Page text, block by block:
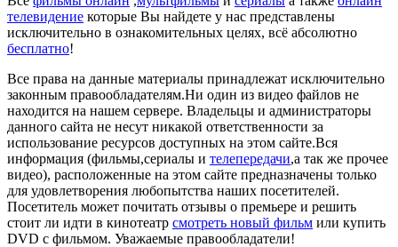
телевидение которые Вы найдете у нас представлены
исключительно в ознакомительных целях, всё абсолютно
бесплатно!
Все права на данные материалы принадлежат исключительно
законным правообладателям.Ни один из видео файлов не
находится на нашем сервере. Владельцы и администраторы
данного сайта не несут никакой ответственности за
использование ресурсов доступных на этом сайте.Вся
информация (фильмы,сериалы и телепередачи,а так же прочее
видео), расположенные на этом сайте предназначены только
для удовлетворения любопытства наших посетителей.
Посетитель может почитать отзывы о премьере и решить
стоит ли идти в кинотеатр смотреть новый фильм или купить
DVD с фильмом. Уважаемые правообладатели!